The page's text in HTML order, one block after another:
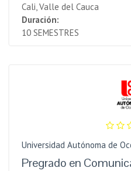
Cali, Valle del Cauca
Duración:
10 SEMESTRES
Universidad Autónoma de
Pregrado en